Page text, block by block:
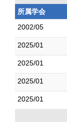
所属学会
2002/05
2025/01
2025/01
2025/01
2025/01